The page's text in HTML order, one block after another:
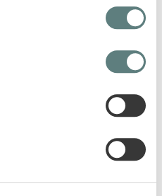
Kinder Schlafanzug geringelt mit
Cupcake-Motiven, Modell LONG